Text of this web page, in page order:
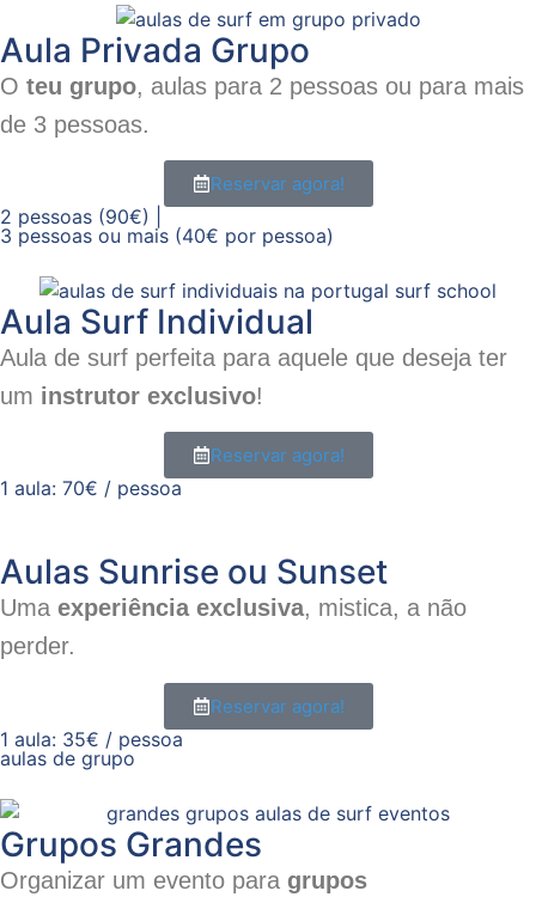
Aula Privada Grupo
O teu grupo, aulas para 2 pessoas ou para mais
de 3 pessoas.
Reservar agora!
2 pessoas (90€) |
3 pessoas ou mais (40€ por pessoa)
Aula Surf Individual
Aula de surf perfeita para aquele que deseja ter
um instrutor exclusivo!
Reservar agora!
1 aula: 70€ / pessoa
Aulas Sunrise ou Sunset
Uma experiência exclusiva, mistica, a não
perder.
Reservar agora!
1 aula: 35€ / pessoa
aulas de grupo
Grupos Grandes
Organizar um evento para grupos